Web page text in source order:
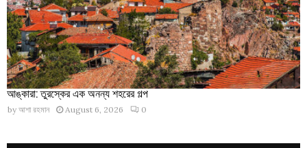
আঙ্কারা: তুরস্কের এক অনন্য শহরের গল্প
by আশা রহমান August 6, 2026 0